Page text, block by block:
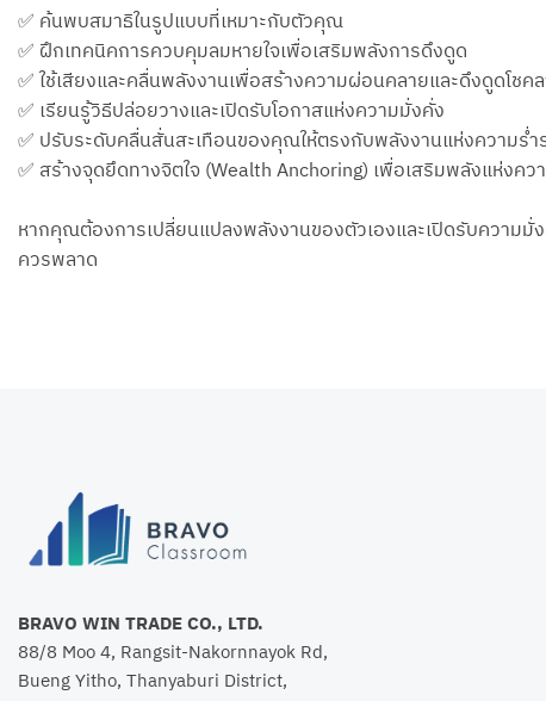
✅ ค้นพบสมาธิในรูปแบบที่เหมาะกับตัวคุณ
✅ ฝึกเทคนิคการควบคุมลมหายใจเพื่อเสริมพลังการดึงดูด
✅ ใช้เสียงและคลื่นพลังงานเพื่อสร้างความผ่อนคลายและดึงดูดโชค
✅ เรียนรู้วิธีปล่อยวางและเปิดรับโอกาสแห่งความมั่งคั่ง
✅ ปรับระดับคลื่นสั่นสะเทือนของคุณให้ตรงกับพลังงานแห่งความร่ำ
✅ สร้างจุดยึดทางจิตใจ (Wealth Anchoring) เพื่อเสริมพลังแห่งคว
หากคุณต้องการเปลี่ยนแปลงพลังงานของตัวเองและเปิดรับควา
ควรพลาด
BRAVO WIN TRADE CO., LTD.
88/8 Moo 4, Rangsit-Nakornnayok Rd,
Bueng Yitho, Thanyaburi District,